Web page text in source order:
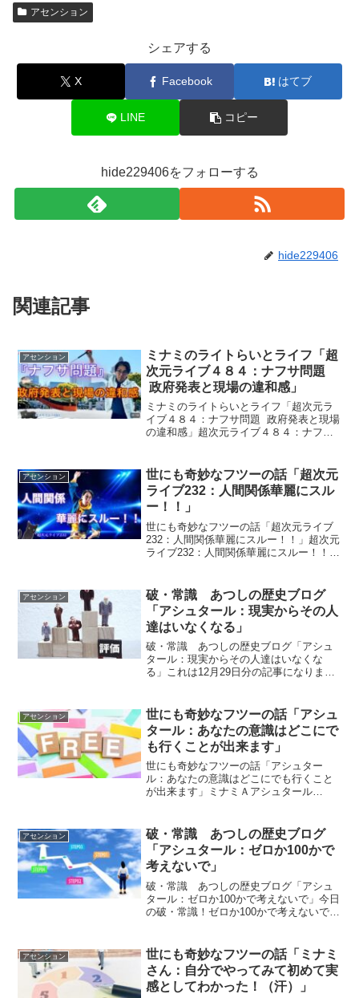
アセンション
シェアする
X Facebook はてブ
LINE コピー
hide229406をフォローする
hide229406
関連記事
アセンション
ミナミのライトらいとライフ「超
次元ライブ４８４：ナフサ問題
政府発表と現場の違和感」
ミナミのライトらいとライフ「超次元ラ
イブ４８４：ナフサ問題 政府発表と現場
の違和感」超次元ライブ４８４：ナフサ
て、政府が言ってることと現場の声が大
きく違うけど、一...
アセンション
世にも奇妙なフツーの話「超次元
ライブ232：人間関係華麗にスル
ー！！」
世にも奇妙なフツーの話「超次元ライブ
232：人間関係華麗にスルー！！」超次元
ライブ232：人間関係華麗にスルー！！今
ださったみなさま、 本当にありがとうご
ざいました...
アセンション
破・常識 あつしの歴史ブログ
「アシュタール：現実からその人
達はいなくなる」
破・常識 あつしの歴史ブログ「アシュ
タール：現実からその人達はいなくな
る」これは12月29日分の記事になりま
載されていませんでしたのでブログ会社
側の問題かと思わ...
アセンション
世にも奇妙なフツーの話「アシュ
タール：あなたの意識はどこにで
も行くことが出来ます」
世にも奇妙なフツーの話「アシュター
ル：あなたの意識はどこにでも行くこと
が出来ます」ミナミＡアシュタール
関係で成り立つ社会です」「あなたの...
アセンション
破・常識 あつしの歴史ブログ
「アシュタール：ゼロか100かで
考えないで」
破・常識 あつしの歴史ブログ「アシュ
タール：ゼロか100かで考えないで」今日
の破・常識！ゼロか100かで考えないでく
びの丸い社会でも同じです。ｂｙアシュ
タールアシュター...
アセンション
世にも奇妙なフツーの話「ミナミ
さん：自分でやってみて初めて実
感としてわかった！（汗）」